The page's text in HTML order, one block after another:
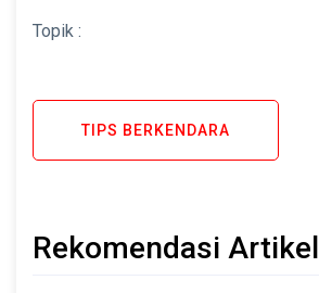
Topik :
TIPS BERKENDARA
Rekomendasi Artikel